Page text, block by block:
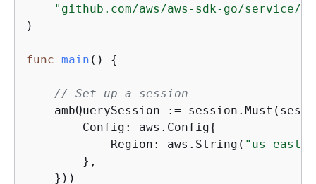
"github.com/aws/aws-sdk-go/service/
)
func main () {
// Set up a session
ambQuerySession :=
        Config: aws.Config
{
            Region: aws.String(
"us-east-
        },
    }))